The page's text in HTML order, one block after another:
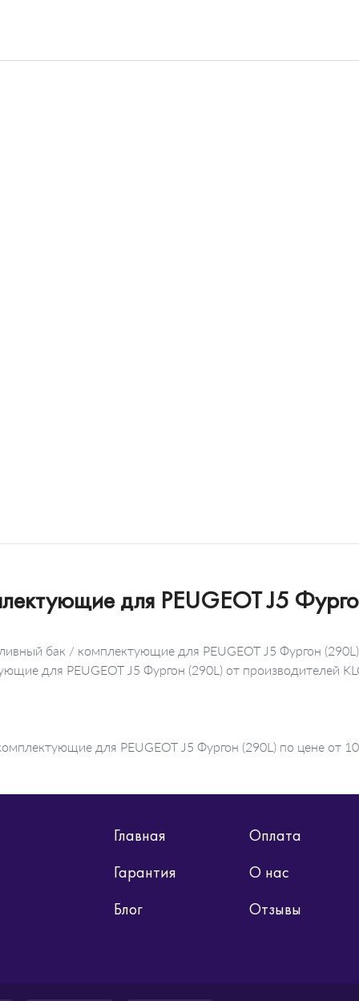
для PEUGEOT J5
бак / комплектующие для PEUGEOT J5 Фургон
для PEUGEOT J5 Фургон (290L) от производителей
для PEUGEOT J5 Фургон (290L) по цене от
Главная
Оплата
Гарантия
О нас
Блог
Отзывы